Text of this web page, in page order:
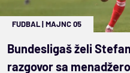
FUDBAL|MAJNC 05
Bundesligaš želi
razgovor sa